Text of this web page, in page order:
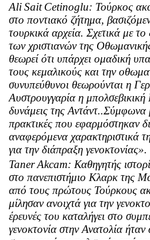
AliSait Cetinoglu: Τούρκος
στο ποντιακό ζήτημα,
τουρκικά αρχεία. Σχετικά με το
των χριστιανών της
θεωρεί ότι υπάρχει ομαδική
τους κεμαλικούς και την
συνυπεύθυνοι θεωρούνται η
Αυστρουγγαρία η
δυνάμεις της Αντάντ..Σύμφωνα
πρακτικές που εφαρμόστηκαν
αναφερόμενα χαρακτηριστικά
για την διάπραξη γενοκτονίας».
TanerAkcam: Καθηγητής
στο πανεπιστήμιο Κλαρκ της
από τους πρώτους Τούρκους
μίλησαν ανοιχτά για την
έρευνές του καταλήγει στο
γενοκτονία στην Ανατολία